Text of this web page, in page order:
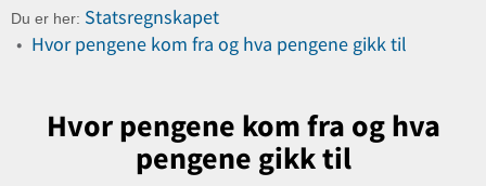
Du er her: Statsregnskapet
Hvor pengene kom fra og hva pengene gikk til
Hvor pengene kom fra og hva
pengene gikk til